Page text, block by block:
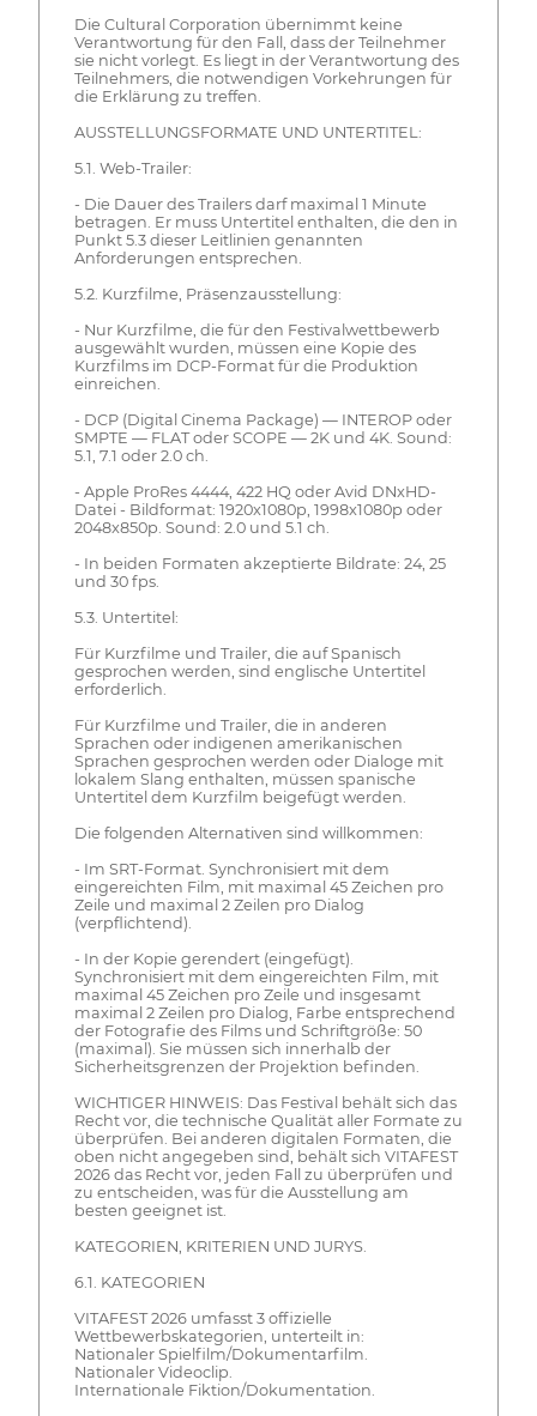
Die Cultural Corporation übernimmt keine
Verantwortung für den Fall, dass der Teilnehmer
sie nicht vorlegt. Es liegt in der Verantwortung des
Teilnehmers, die notwendigen Vorkehrungen für
die Erklärung zu treffen.
AUSSTELLUNGSFORMATE UND UNTERTITEL:
5.1. Web-Trailer:
- Die Dauer des Trailers darf maximal 1 Minute
betragen. Er muss Untertitel enthalten, die den in
Punkt 5.3 dieser Leitlinien genannten
Anforderungen entsprechen.
5.2. Kurzfilme, Präsenzausstellung:
- Nur Kurzfilme, die für den Festivalwettbewerb
ausgewählt wurden, müssen eine Kopie des
Kurzfilms im DCP-Format für die Produktion
einreichen.
- DCP (Digital Cinema Package) — INTEROP oder
SMPTE — FLAT oder SCOPE — 2K und 4K. Sound:
5.1, 7.1 oder 2.0 ch.
- Apple ProRes 4444, 422 HQ oder Avid DNxHD-
Datei - Bildformat: 1920x1080p, 1998x1080p oder
2048x850p. Sound: 2.0 und 5.1 ch.
- In beiden Formaten akzeptierte Bildrate: 24, 25
und 30 fps.
5.3. Untertitel:
Für Kurzfilme und Trailer, die auf Spanisch
gesprochen werden, sind englische Untertitel
erforderlich.
Für Kurzfilme und Trailer, die in anderen
Sprachen oder indigenen amerikanischen
Sprachen gesprochen werden oder Dialoge mit
lokalem Slang enthalten, müssen spanische
Untertitel dem Kurzfilm beigefügt werden.
Die folgenden Alternativen sind willkommen:
- Im SRT-Format. Synchronisiert mit dem
eingereichten Film, mit maximal 45 Zeichen pro
Zeile und maximal 2 Zeilen pro Dialog
(verpflichtend).
- In der Kopie gerendert (eingefügt).
Synchronisiert mit dem eingereichten Film, mit
maximal 45 Zeichen pro Zeile und insgesamt
maximal 2 Zeilen pro Dialog, Farbe entsprechend
der Fotografie des Films und Schriftgröße: 50
(maximal). Sie müssen sich innerhalb der
Sicherheitsgrenzen der Projektion befinden.
WICHTIGER HINWEIS: Das Festival behält sich das
Recht vor, die technische Qualität aller Formate zu
überprüfen. Bei anderen digitalen Formaten, die
oben nicht angegeben sind, behält sich VITAFEST
2026 das Recht vor, jeden Fall zu überprüfen und
zu entscheiden, was für die Ausstellung am
besten geeignet ist.
KATEGORIEN, KRITERIEN UND JURYS.
6.1. KATEGORIEN
VITAFEST 2026 umfasst 3 offizielle
Wettbewerbskategorien, unterteilt in:
Nationaler Spielfilm/Dokumentarfilm.
Nationaler Videoclip.
Internationale Fiktion/Dokumentation.